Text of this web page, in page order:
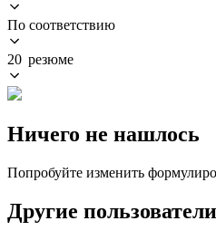
По соответствию
20 резюме
Ничего не нашлось
Попробуйте изменить
Другие